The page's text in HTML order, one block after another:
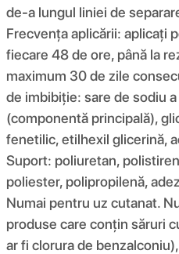
de-a lungul liniei de
Frecvența aplicării: aplicați
fiecare 48 de ore, până la
maximum 30 de zile
de imbibiție: sare de sodiu
(componentă principală),
fenetilic, etilhexil glicerină,
Suport: poliuretan,
poliester, polipropilenă,
Numai pentru uz cutanat.
produse care conțin săruri
ar fi clorura de